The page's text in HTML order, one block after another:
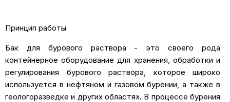
Принцип работы
Бак для бурового раствора - это своего рода
контейнерное оборудование для хранения, обработки и
регулирования бурового раствора, которое широко
используется в нефтяном и газовом бурении, а также в
геологоразведке и других областях. В процессе бурения